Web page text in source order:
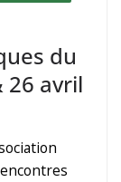
du
26 avril